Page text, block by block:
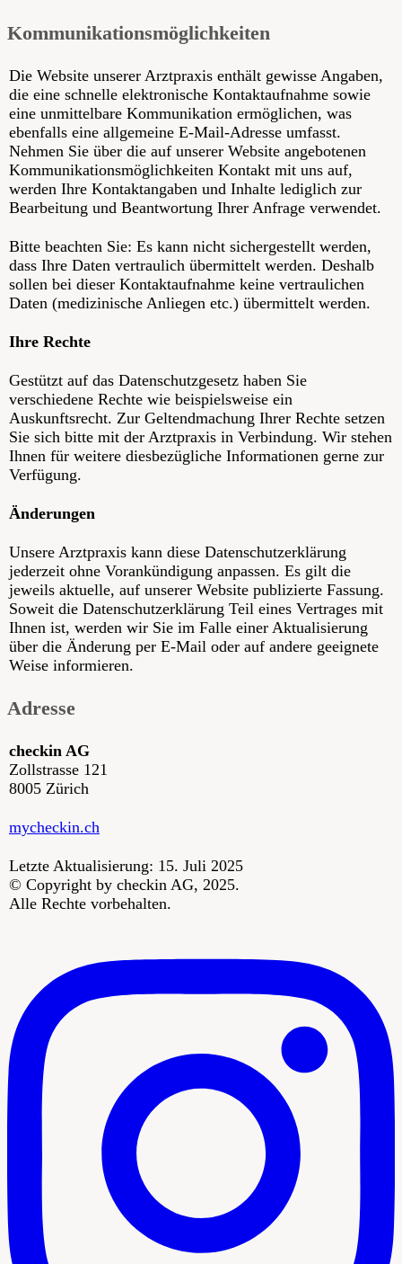
Kommunikationsmöglichkeiten
Die Website unserer Arztpraxis enthält gewisse Angaben,
die eine schnelle elektronische Kontaktaufnahme sowie
eine unmittelbare Kommunikation ermöglichen, was
ebenfalls eine allgemeine E-Mail-Adresse umfasst.
Nehmen Sie über die auf unserer Website angebotenen
Kommunikationsmöglichkeiten Kontakt mit uns auf,
werden Ihre Kontaktangaben und Inhalte lediglich zur
Bearbeitung und Beantwortung Ihrer Anfrage verwendet.
Bitte beachten Sie: Es kann nicht sichergestellt werden,
dass Ihre Daten vertraulich übermittelt werden. Deshalb
sollen bei dieser Kontaktaufnahme keine vertraulichen
Daten (medizinische Anliegen etc.) übermittelt werden.
Ihre Rechte
Gestützt auf das Datenschutzgesetz haben Sie
verschiedene Rechte wie beispielsweise ein
Auskunftsrecht. Zur Geltendmachung Ihrer Rechte setzen
Sie sich bitte mit der Arztpraxis in Verbindung. Wir stehen
Ihnen für weitere diesbezügliche Informationen gerne zur
Verfügung.
Änderungen
Unsere Arztpraxis kann diese Datenschutzerklärung
jederzeit ohne Vorankündigung anpassen. Es gilt die
jeweils aktuelle, auf unserer Website publizierte Fassung.
Soweit die Datenschutzerklärung Teil eines Vertrages mit
Ihnen ist, werden wir Sie im Falle einer Aktualisierung
über die Änderung per E-Mail oder auf andere geeignete
Weise informieren.
Adresse
checkin AG
Zollstrasse 121
8005 Zürich
mycheckin.ch
Letzte Aktualisierung: 15. Juli 2025
© Copyright by checkin AG, 2025.
Alle Rechte vorbehalten.